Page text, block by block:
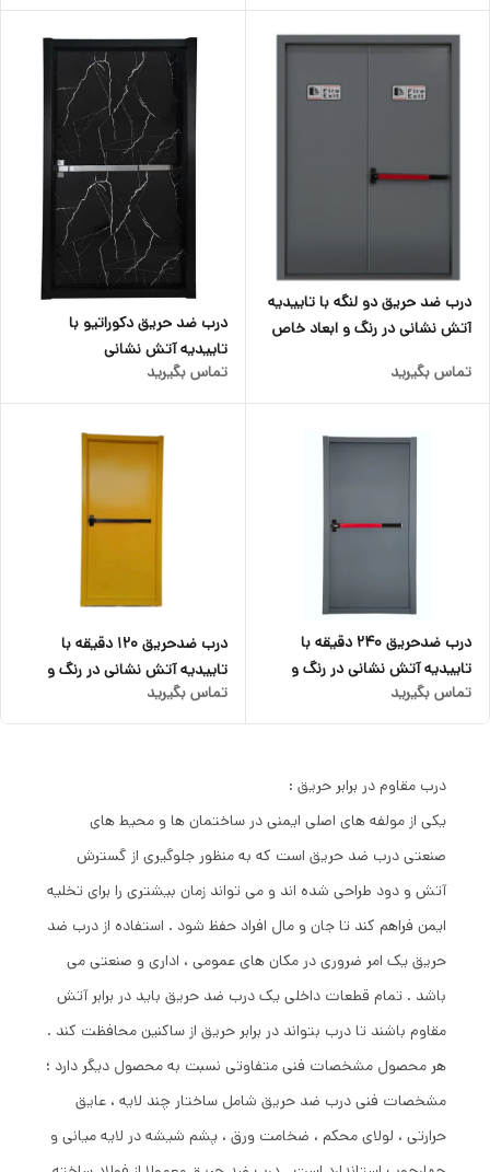
درب ضد حریق دو لنگه با تاییدیه
آتش نشانی در رنگ و ابعاد خاص
تماس بگیرید
درب ضد حریق دکوراتیو با
تاییدیه آتش نشانی
تماس بگیرید
درب ضدحریق ۲۴۰ دقیقه با
تاییدیه آتش نشانی در رنگ و
ابعاد خاص
تماس بگیرید
درب ضدحریق ۱۲۰ دقیقه با
تاییدیه آتش نشانی در رنگ و
ابعاد خاص
تماس بگیرید
درب مقاوم در برابر حریق :
یکی از مولفه های اصلی ایمنی در ساختمان ها و محیط های
صنعتی درب ضد حریق است که به منظور جلوگیری از گسترش
آتش و دود طراحی شده اند و می تواند زمان بیشتری را برای تخلیه
ایمن فراهم کند تا جان و مال افراد حفظ شود . استفاده از درب ضد
حریق یک امر ضروری در مکان های عمومی ، اداری و صنعتی می
باشد . تمام قطعات داخلی یک درب ضد حریق باید در برابر آتش
مقاوم باشند تا درب بتواند در برابر حریق از ساکنین محافظت کند .
هر محصول مشخصات فنی متفاوتی نسبت به محصول دیگر دارد ؛
مشخصات فنی درب ضد حریق شامل ساختار چند لایه ، عایق
حرارتی ، لولای محکم ، ضخامت ورق ، پشم شیشه در لایه میانی و